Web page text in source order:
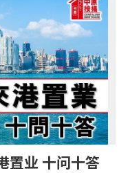
置业 十问十答